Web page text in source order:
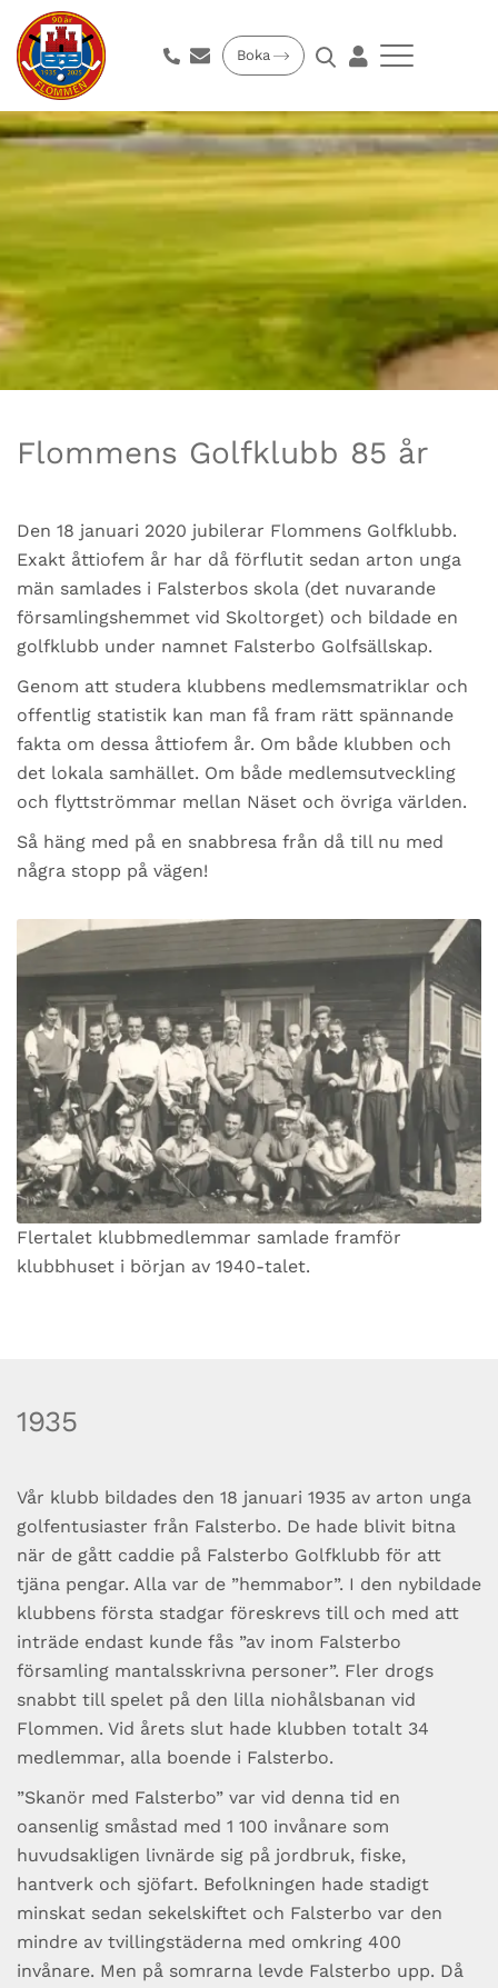
Boka
Flommens Golfklubb 85 år
Den 18 januari 2020 jubilerar Flommens Golfklubb.
Exakt åttiofem år har då förflutit sedan arton unga
män samlades i Falsterbos skola (det nuvarande
församlingshemmet vid Skoltorget) och bildade en
golfklubb under namnet Falsterbo Golfsällskap.
Genom att studera klubbens medlemsmatriklar och
offentlig statistik kan man få fram rätt spännande
fakta om dessa åttiofem år. Om både klubben och
det lokala samhället. Om både medlemsutveckling
och flyttströmmar mellan Näset och övriga världen.
Så häng med på en snabbresa från då till nu med
några stopp på vägen!
Flertalet klubbmedlemmar samlade framför
klubbhuset i början av 1940-talet.
1935
Vår klubb bildades den 18 januari 1935 av arton unga
golfentusiaster från Falsterbo. De hade blivit bitna
när de gått caddie på Falsterbo Golfklubb för att
tjäna pengar. Alla var de ”hemmabor”. I den nybildade
klubbens första stadgar föreskrevs till och med att
inträde endast kunde fås ”av inom Falsterbo
församling mantalsskrivna personer”. Fler drogs
snabbt till spelet på den lilla niohålsbanan vid
Flommen. Vid årets slut hade klubben totalt 34
medlemmar, alla boende i Falsterbo.
”Skanör med Falsterbo” var vid denna tid en
oansenlig småstad med 1 100 invånare som
huvudsakligen livnärde sig på jordbruk, fiske,
hantverk och sjöfart. Befolkningen hade stadigt
minskat sedan sekelskiftet och Falsterbo var den
mindre av tvillingstäderna med omkring 400
invånare. Men på somrarna levde Falsterbo upp. Då